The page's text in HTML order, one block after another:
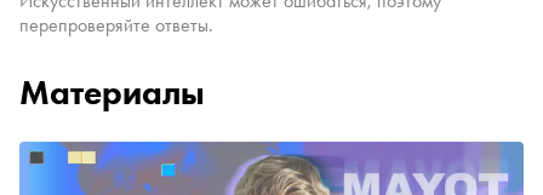
перепроверяйте ответы.
Материалы